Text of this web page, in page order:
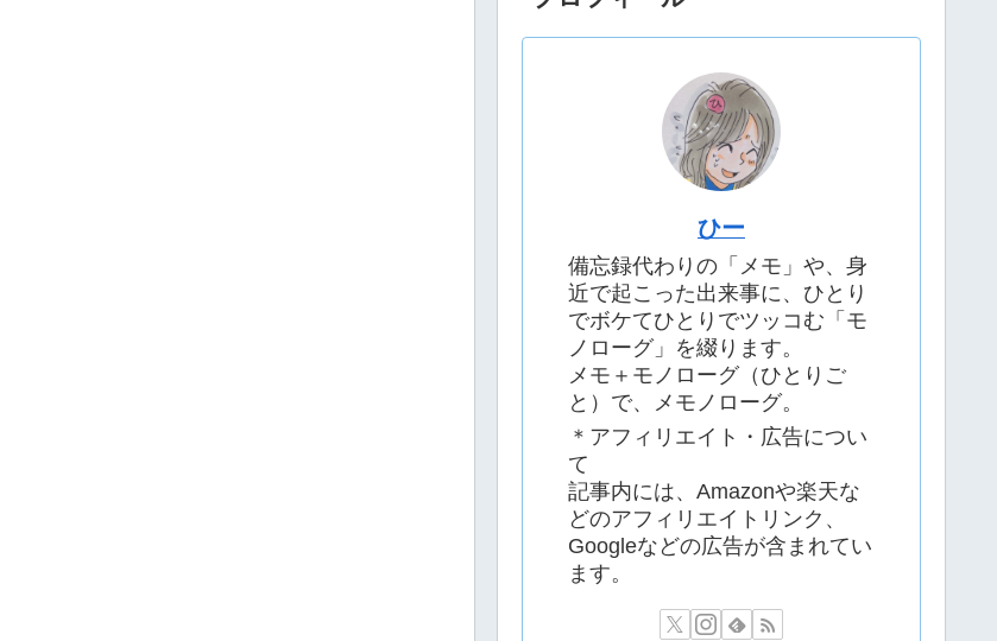
ひー
備忘録代わりの「メモ」や、身
近で起こった出来事に、ひとり
でボケてひとりでツッコむ「モ
ノローグ」を綴ります。
メモ＋モノローグ（ひとりご
と）で、メモノローグ。
＊アフィリエイト・広告につい
て
記事内には、Amazonや楽天な
どのアフィリエイトリンク、
Googleなどの広告が含まれてい
ます。